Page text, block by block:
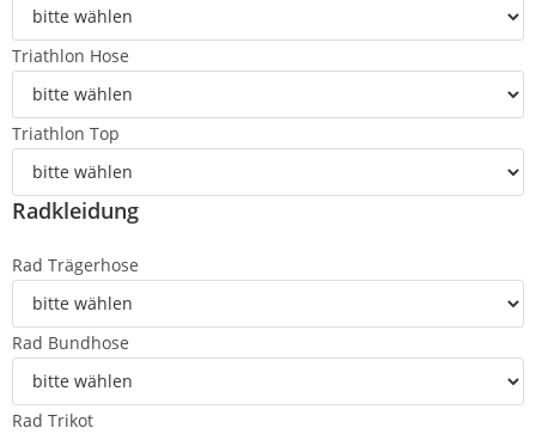
Triathlon Hose
Triathlon Top
Radkleidung
Rad Trägerhose
Rad Bundhose
Rad Trikot